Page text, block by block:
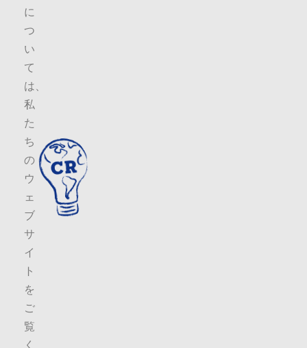
に
つ
い
て
は、
私
た
ち
の
ウ
ェ
ブ
サ
イ
ト
を
ご
覧
く